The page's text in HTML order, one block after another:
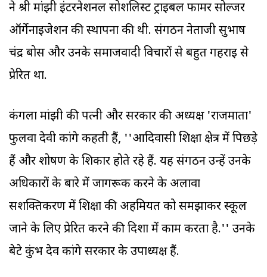
ने श्री मांझी इंटरनेशनल सोशलिस्ट ट्राइबल फार्मर सोल्जर
ऑर्गेनाइजेशन की स्थापना की थी. संगठन नेताजी सुभाष
चंद्र बोस और उनके समाजवादी विचारों से बहुत गहराई से
प्रेरित था.
कंगला मांझी की पत्नी और सरकार की अध्यक्ष 'राजमाता'
फुलवा देवी कांगे कहती हैं, ''आदिवासी शिक्षा क्षेत्र में पिछड़े
हैं और शोषण के शिकार होते रहे हैं. यह संगठन उन्हें उनके
अधिकारों के बारे में जागरूक करने के अलावा
सशक्तिकरण में शिक्षा की अहमियत को समझाकर स्कूल
जाने के लिए प्रेरित करने की दिशा में काम करता है.'' उनके
बेटे कुंभ देव कांगे सरकार के उपाध्यक्ष हैं.